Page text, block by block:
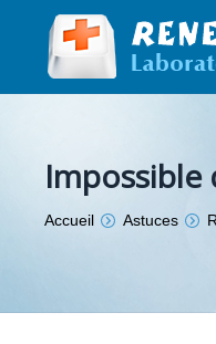
Impossible
Vous êtes ici :
Accueil Astuces